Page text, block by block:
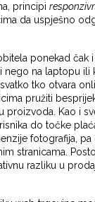
principi
da uspješno
ponekad čak
nego na laptopu
tko otvara
pružiti
proizvoda. Kao i
do točke
fotografija,
stranicama.
razliku u